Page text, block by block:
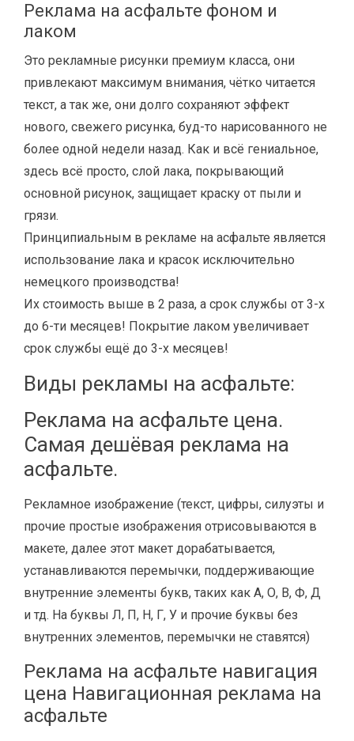
Реклама на асфальте фоном и
лаком
Это рекламные рисунки премиум класса, они
привлекают максимум внимания, чётко читается
текст, а так же, они долго сохраняют эффект
нового, свежего рисунка, буд-то нарисованного не
более одной недели назад. Как и всё гениальное,
здесь всё просто, слой лака, покрывающий
основной рисунок, защищает краску от пыли и
грязи.
Принципиальным в рекламе на асфальте является
использование лака и красок исключительно
немецкого производства!
Их стоимость выше в 2 раза, а срок службы от 3-х
до 6-ти месяцев! Покрытие лаком увеличивает
срок службы ещё до 3-х месяцев!
Виды рекламы на асфальте:
Реклама на асфальте цена.
Самая дешёвая реклама на
асфальте.
Рекламное изображение (текст, цифры, силуэты и
прочие простые изображения отрисовываются в
макете, далее этот макет дорабатывается,
устанавливаются перемычки, поддерживающие
внутренние элементы букв, таких как А, О, В, Ф, Д
и тд. На буквы Л, П, Н, Г, У и прочие буквы без
внутренних элементов, перемычки не ставятся)
Реклама на асфальте навигация
цена Навигационная реклама на
асфальте